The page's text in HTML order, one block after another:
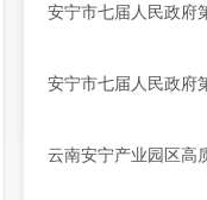
安宁市七届人民政府
安宁市七届人民政府
云南安宁产业园区高